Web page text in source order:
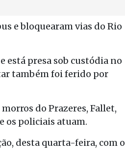
e bloquearam vias do Rio
está presa sob custódia no
também foi ferido por
do Prazeres, Fallet,
os policiais atuam.
desta quarta-feira, com o